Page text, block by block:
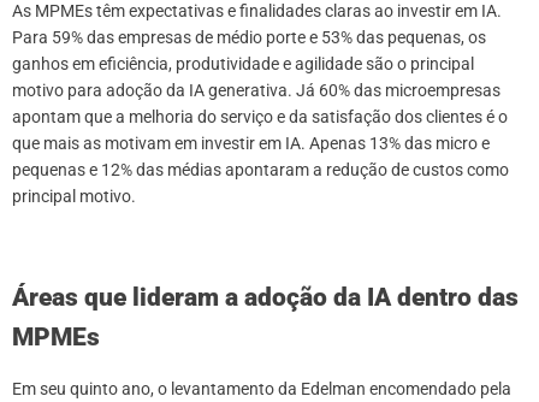
As MPMEs têm expectativas e finalidades claras ao investir em IA.
Para 59% das empresas de médio porte e 53% das pequenas, os
ganhos em eficiência, produtividade e agilidade são o principal
motivo para adoção da IA generativa. Já 60% das microempresas
apontam que a melhoria do serviço e da satisfação dos clientes é o
que mais as motivam em investir em IA. Apenas 13% das micro e
pequenas e 12% das médias apontaram a redução de custos como
principal motivo.
Áreas que lideram a adoção da IA dentro das
MPMEs
Em seu quinto ano, o levantamento da Edelman encomendado pela